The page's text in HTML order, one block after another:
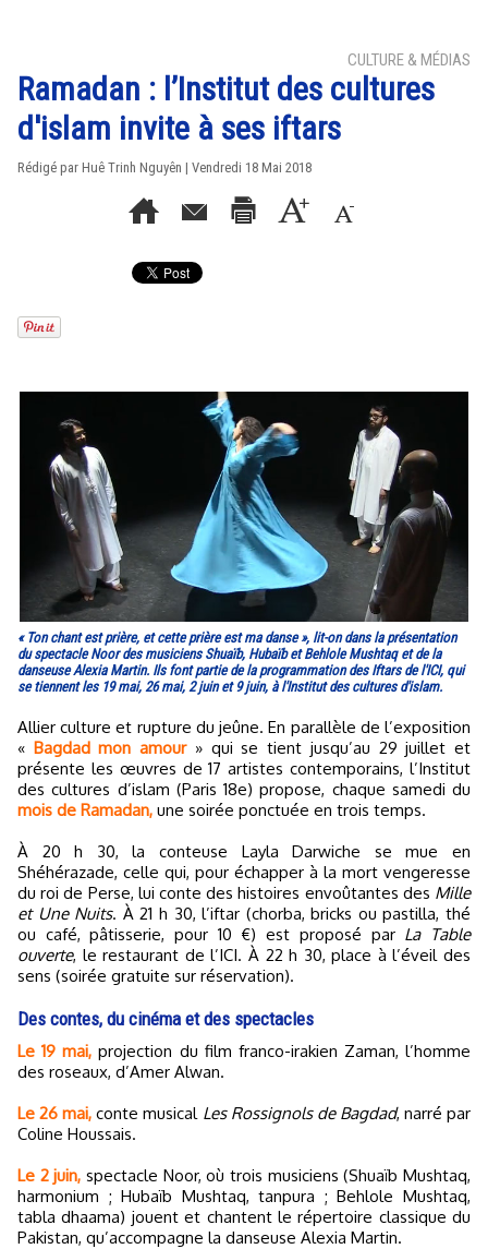
CULTURE & MÉDIAS
Ramadan : l’Institut des cultures
d'islam invite à ses iftars
Rédigé par Huê Trinh Nguyên | Vendredi 18 Mai 2018
« Ton chant est prière, et cette prière est ma danse », lit-on dans la présentation
du spectacle Noor des musiciens Shuaïb, Hubaïb et Behlole Mushtaq et de la
danseuse Alexia Martin. Ils font partie de la programmation des Iftars de l'ICI, qui
se tiennent les 19 mai, 26 mai, 2 juin et 9 juin, à l'Institut des cultures d'islam.
Allier culture et rupture du jeûne. En parallèle de l’exposition
« Bagdad mon amour» qui se tient jusqu’au 29 juillet et
présente les œuvres de 17 artistes contemporains, l’Institut
des cultures d’islam (Paris 18e) propose, chaque samedi du
mois de Ramadan, une soirée ponctuée en trois temps.
À 20 h 30, la conteuse Layla Darwiche se mue en
Shéhérazade, celle qui, pour échapper à la mort vengeresse
du roi de Perse, lui conte des histoires envoûtantes des Mille
et Une Nuits. À 21 h 30, l’iftar (chorba, bricks ou pastilla, thé
ou café, pâtisserie, pour 10 €) est proposé par La Table
ouverte, le restaurant de l’ICI. À 22 h 30, place à l’éveil des
sens (soirée gratuite sur réservation).
Des contes, du cinéma et des spectacles
Le 19 mai, projection du film franco-irakien Zaman, l’homme
des roseaux, d’Amer Alwan.
Le 26 mai, conte musical Les Rossignols de Bagdad, narré par
Coline Houssais.
Le 2 juin, spectacle Noor, où trois musiciens (Shuaïb Mushtaq,
harmonium ; Hubaïb Mushtaq, tanpura ; Behlole Mushtaq,
tabla dhaama) jouent et chantent le répertoire classique du
Pakistan, qu’accompagne la danseuse Alexia Martin.